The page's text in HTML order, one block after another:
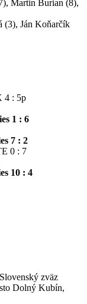
Martin Burian (8),
(3), Ján Koňarčík
4 : 5p
1 : 6
7 : 2
0 : 7
10 : 4
zväz
Dolný Kubín,